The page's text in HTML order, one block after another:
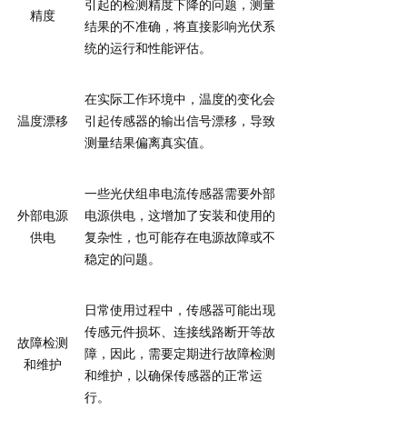
精度
引起的检测精度下降的问题，测量
结果的不准确，将直接影响光伏系
统的运行和性能评估。
温度漂移
在实际工作环境中，温度的变化会
引起传感器的输出信号漂移，导致
测量结果偏离真实值。
外部电源
供电
一些光伏组串电流传感器需要外部
电源供电，这增加了安装和使用的
复杂性，也可能存在电源故障或不
稳定的问题。
故障检测
和维护
日常使用过程中，传感器可能出现
传感元件损坏、连接线路断开等故
障，因此，需要定期进行故障检测
和维护，以确保传感器的正常运
行。